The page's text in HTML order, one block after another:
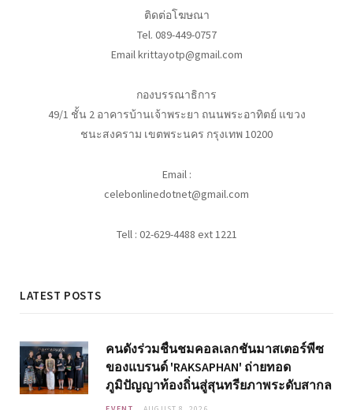
ติดต่อโฆษณา
Tel. 089-449-0757
Email krittayotp@gmail.com
กองบรรณาธิการ
49/1 ชั้น 2 อาคารบ้านเจ้าพระยา ถนนพระอาทิตย์ แขวง
ชนะสงคราม เขตพระนคร กรุงเทพ 10200
Email :
celebonlinedotnet@gmail.com
Tell : 02-629-4488 ext 1221
LATEST POSTS
คนดังร่วมชื่นชมคอลเลกชันมาสเตอร์พีซ
ของแบรนด์ 'RAKSAPHAN' ถ่ายทอด
ภูมิปัญญาท้องถิ่นสู่สุนทรียภาพระดับสากล